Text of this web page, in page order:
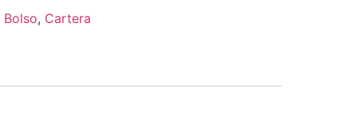
Bolso, Cartera